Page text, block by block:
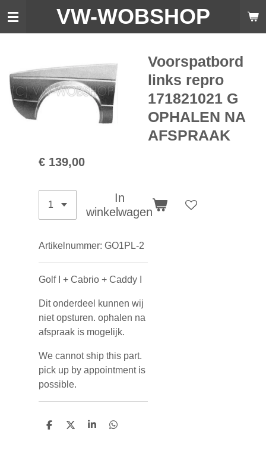
Ga
hoofdinhoud
VW-WOBSHOP
Voorspatbord
links repro
171821021 G
OPHALEN NA
AFSPRAAK
€ 139,00
In
winkelwagen
Artikelnummer: GO1PL-2
Golf I + Cabrio + Caddy I
Dit onderdeel kunnen wij
niet opsturen. ophalen na
afspraak is mogelijk.
We cannot ship this part.
pick up by appointment is
possible.
D
D
S
D